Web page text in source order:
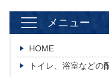
メニュー
HOME
トイレ、浴室などの